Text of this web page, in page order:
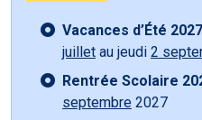
Vacances d’Été
juillet au jeudi 2
Rentrée Scolaire
septembre 2027